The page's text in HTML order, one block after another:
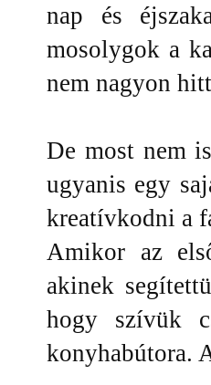
nap és
mosolygok a
nem nagyon
De most nem
ugyanis egy
kreatívkodni a
Amikor az
akinek
hogy szívük
konyhabútora.